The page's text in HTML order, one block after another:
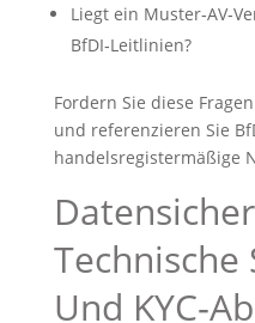
Liegt ein
BfDI‑Leitlinien?
Fordern Sie diese
und referenzieren Sie
handelsregistermäßige
Technische
Und